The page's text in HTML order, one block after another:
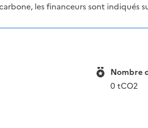
les financeurs sont indiqués
Nombre
0 tCO2